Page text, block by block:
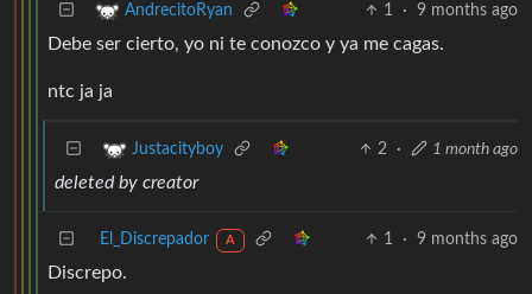
AndrecitoRyan 1 · 9 months ago
Debe ser cierto, yo ni te conozco y ya me cagas.
ntc ja ja
Justacityboy 2 · 1 month ago
deleted by creator
El_Discrepador A 1 · 9 months ago
Discrepo.